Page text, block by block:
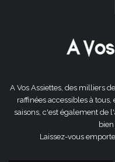
A Vos Assiettes, des milliers
raffinées accessibles à
saisons, c'est également de
bien
Laissez-vous